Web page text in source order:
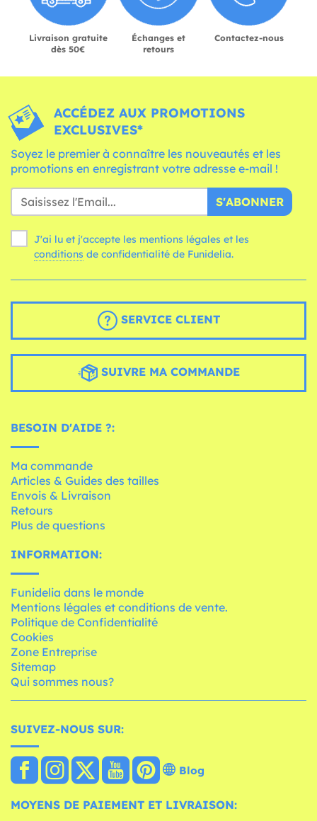
Livraison gratuite
dès 50€
Échanges et
retours
Contactez-nous
ACCÉDEZ AUX PROMOTIONS
EXCLUSIVES*
Soyez le premier à connaître les nouveautés et les
promotions en enregistrant votre adresse e-mail !
S'ABONNER
J'ai lu et j'accepte les mentions légales et les
conditions de confidentialité de Funidelia.
SERVICE CLIENT
SUIVRE MA COMMANDE
BESOIN D'AIDE ?:
Ma commande
Articles & Guides des tailles
Envois & Livraison
Retours
Plus de questions
INFORMATION:
Funidelia dans le monde
Mentions légales et conditions de vente.
Politique de Confidentialité
Cookies
Zone Entreprise
Sitemap
Qui sommes nous?
SUIVEZ-NOUS SUR:
Blog
MOYENS DE PAIEMENT ET LIVRAISON: